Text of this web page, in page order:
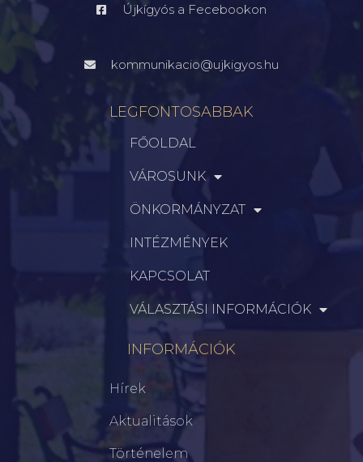
Újkígyós a Fecebookon
kommunikacio@ujkigyos.hu
LEGFONTOSABBAK
FŐOLDAL
VÁROSUNK
ÖNKORMÁNYZAT
INTÉZMÉNYEK
KAPCSOLAT
VÁLASZTÁSI INFORMÁCIÓK
INFORMÁCIÓK
Hírek
Aktualitások
Történelem